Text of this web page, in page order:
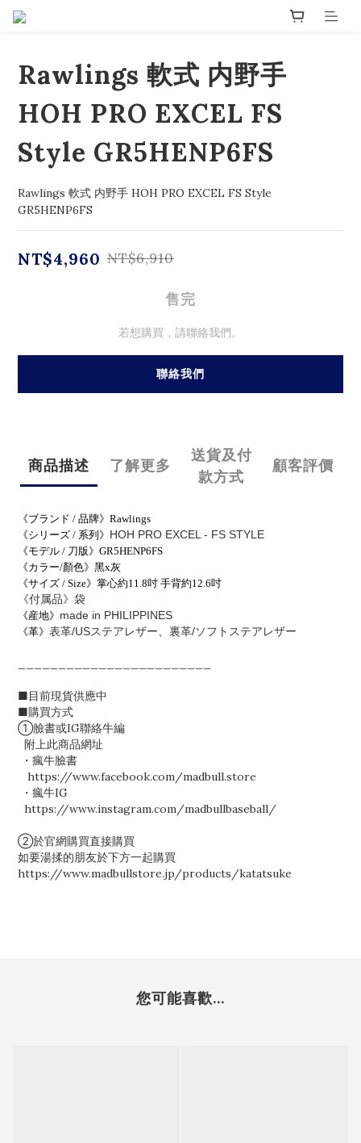
Rawlings 軟式 内野手
HOH PRO EXCEL FS
Style GR5HENP6FS
Rawlings 軟式 内野手 HOH PRO EXCEL FS Style
GR5HENP6FS
NT$4,960 NT$6,910
售完
若想購買，請聯絡我們。
聯絡我們
商品描述 了解更多
送貨及付
款方式
顧客評價
《ブランド / 品牌》Rawlings
《シリーズ / 系列》 HOH PRO EXCEL - FS STYLE
《モデル / 刀版》GR5HENP6FS
《カラー/顏色》黑x灰
《サイズ / Size》掌心約11.8吋 手背約12.6吋
《付属品》 袋
《産地》 made in PHILIPPINES
《革》 表革/USステアレザー、裏革/ソフトステアレザー
■目前現貨供應中
■購買方式
①臉書或IG聯絡牛編
附上此商品網址
・瘋牛臉書
https://www.facebook.com/madbull.store
・瘋牛IG
https://www.instagram.com/madbullbaseball/
②於官網購買直接購買
如要湯揉的朋友於下方一起購買
https://www.madbullstore.jp/products/katatsuke
您可能喜歡...